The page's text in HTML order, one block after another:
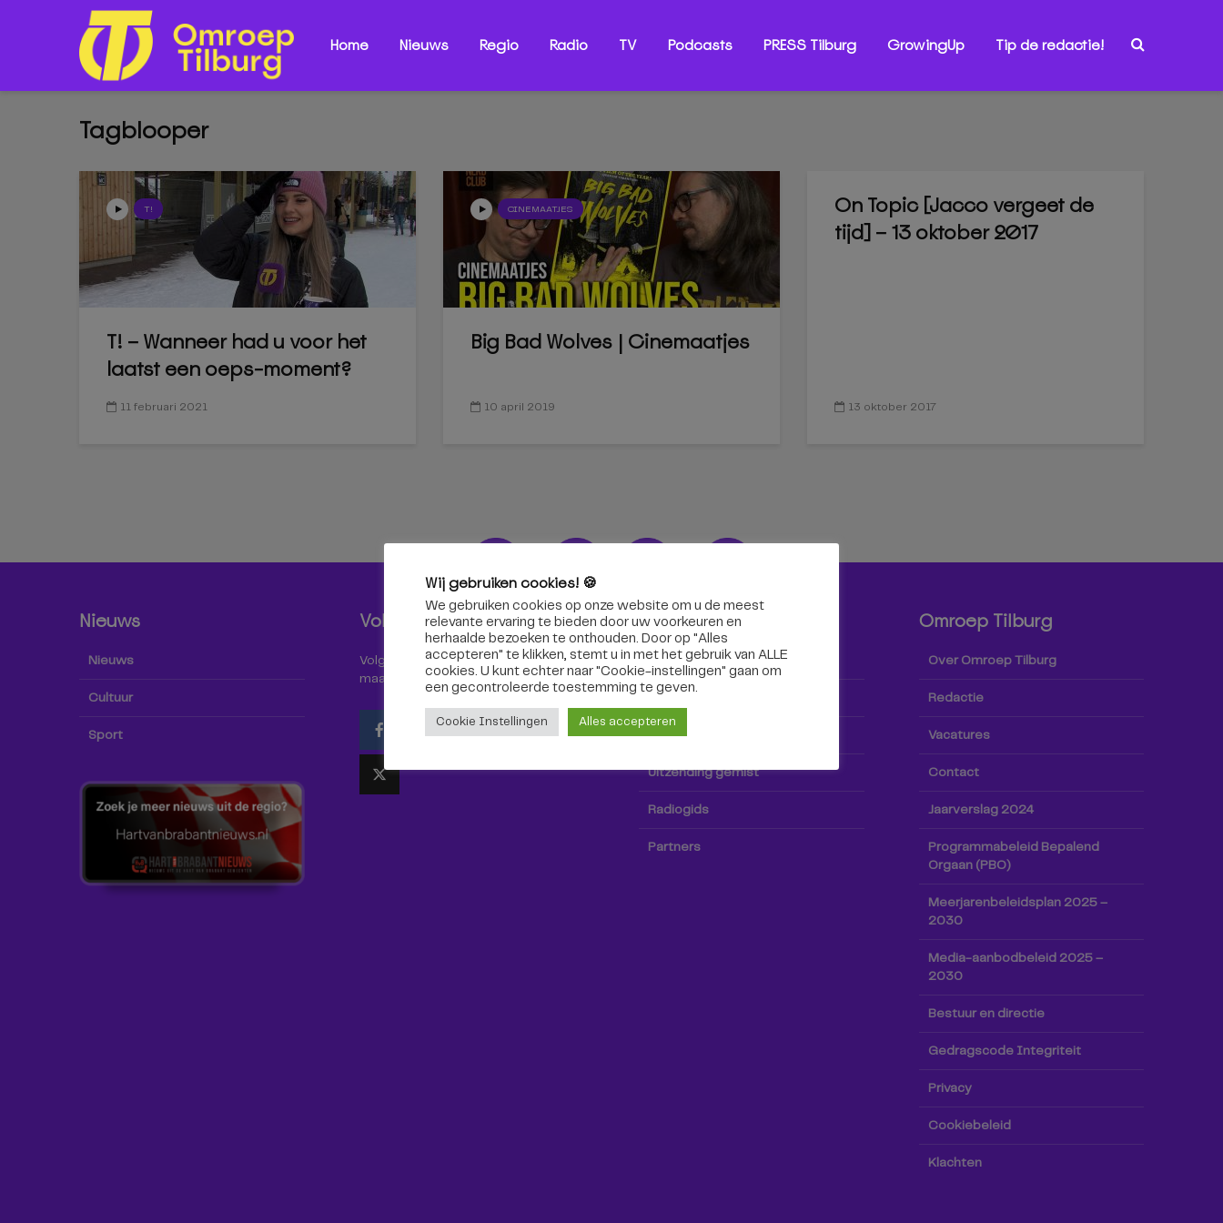
Home Nieuws Regio Radio TV Podcasts PRESS Tilburg GrowingUp Tip de redactie!
Tagblooper
T!
T! – Wanneer had u voor het
laatst een oeps-moment?
11 februari 2021
CINEMAATJES
Big Bad Wolves | Cinemaatjes
10 april 2019
On Topic [Jacco vergeet de
tijd] – 13 oktober 2017
13 oktober 2017
Nieuws
Nieuws
Cultuur
Sport
Volg ons!
Volg Omroep Tilburg niet alleen hier,
maar ook via social media!
Radio & TV
Kijk tv
Radio
TV-gids
Uitzending gemist
Radiogids
Partners
Omroep Tilburg
Over Omroep Tilburg
Redactie
Vacatures
Contact
Jaarverslag 2024
Programmabeleid Bepalend
Orgaan (PBO)
Meerjarenbeleidsplan 2025 –
2030
Media-aanbodbeleid 2025 –
2030
Bestuur en directie
Gedragscode Integriteit
Privacy
Cookiebeleid
Klachten
Wij gebruiken cookies! 🍪
We gebruiken cookies op onze website om u de meest
relevante ervaring te bieden door uw voorkeuren en
herhaalde bezoeken te onthouden. Door op "Alles
accepteren" te klikken, stemt u in met het gebruik van ALLE
cookies. U kunt echter naar "Cookie-instellingen" gaan om
een ​​gecontroleerde toestemming te geven.
Cookie Instellingen Alles accepteren